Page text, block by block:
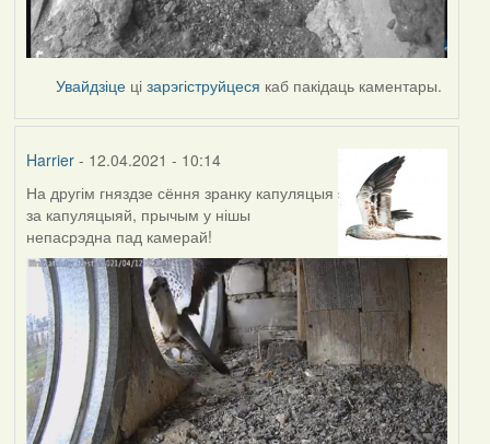
Увайдзіце цізарэгіструйцеся каб пакідаць каментары.
Harrier- 12.04.2021 - 10:14
На другім гняздзе сёння зранку капуляцыя
за капуляцыяй, прычым у нішы
непасрэдна пад камерай!